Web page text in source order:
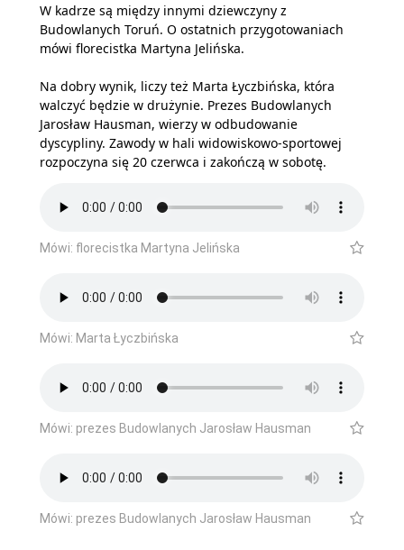
W kadrze są między innymi dziewczyny z
Budowlanych Toruń. O ostatnich przygotowaniach
mówi florecistka Martyna Jelińska.
Na dobry wynik, liczy też Marta Łyczbińska, która
walczyć będzie w drużynie. Prezes Budowlanych
Jarosław Hausman, wierzy w odbudowanie
dyscypliny. Zawody w hali widowiskowo-sportowej
rozpoczyna się 20 czerwca i zakończą w sobotę.
Mówi: florecistka Martyna Jelińska
Mówi: Marta Łyczbińska
Mówi: prezes Budowlanych Jarosław Hausman
Mówi: prezes Budowlanych Jarosław Hausman